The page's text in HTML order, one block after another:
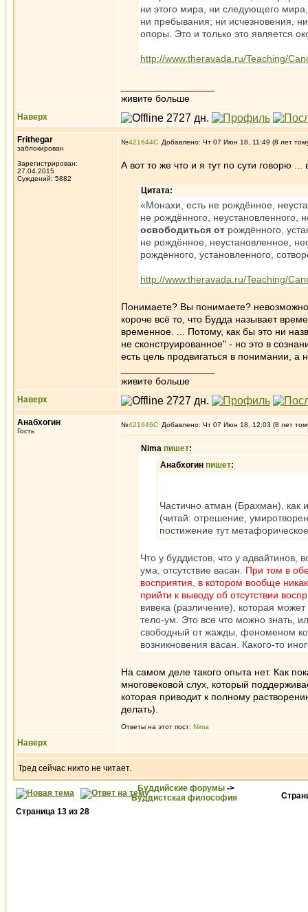
ни этого мира, ни следующего
ни пребывания; ни исчезновения,
опоры. Это и только это является
http://www.theravada.ru/Teaching/
живите больше
Наверх
Frithegar
заблокирован
Зарегистрирован:
27.04.2015
Суждений: 5882
№421644 Добавлено: Чт 07 Июн 18, 11:49 (8 лет
А вот то же что и я тут по сути говорю
Цитата:
«Монахи, есть не рождённое,
не рождённого, неустановленного,
освободиться от рождённого,
не рождённое, неустановленное,
рождённого, установленного,
http://www.theravada.ru/Teaching/
Понимаете? Вы понимаете? невозможно
короче всё то, что Будда называет
временное. ... Потому, как бы это ни
не сконструированное" - но это в
есть цель продвигаться в понимании,
живите больше
Наверх
Анабхогин
Гость
№421646 Добавлено: Чт 07 Июн 18, 12:03 (8 лет
Nima пишет:
Анабхогин пишет:
Частично атман (Брахман), как
(читай: отрешение,
постижение тут
Что у буддистов, что у адвайтинов,
ума, отсутствие васан. При том в
восприятия, в котором вообще
прийти к выводу об отсутствии
вивека (различение), которая
тело-ум. Это все что можно знать,
свободный от жажды, феноменом
возникновения васан. Какого-то
На самом деле такого опыта нет. Как
многовековой слух, который
которая приводит к полному
делать).
Ответы на этот пост: Nima
Наверх
Тред сейчас никто не читает.
Буддийские форумы ->
Буддистская философия
Страница 13 из 28